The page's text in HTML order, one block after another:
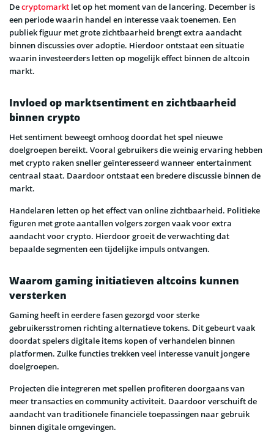
Decryptomarkt let op het moment van de lancering. December is
een periode waarin handel en interesse vaak toenemen. Een
publiek figuur met grote zichtbaarheid brengt extra aandacht
binnen discussies over adoptie. Hierdoor ontstaat een situatie
waarin investeerders letten op mogelijk effect binnen de altcoin
markt.
Invloed op marktsentiment en zichtbaarheid
binnen crypto
Het sentiment beweegt omhoog doordat het spel nieuwe
doelgroepen bereikt. Vooral gebruikers die weinig ervaring hebben
met crypto raken sneller geïnteresseerd wanneer entertainment
centraal staat. Daardoor ontstaat een bredere discussie binnen de
markt.
Handelaren letten op het effect van online zichtbaarheid. Politieke
figuren met grote aantallen volgers zorgen vaak voor extra
aandacht voor crypto. Hierdoor groeit de verwachting dat
bepaalde segmenten een tijdelijke impuls ontvangen.
Waarom gaming initiatieven altcoins kunnen
versterken
Gaming heeft in eerdere fasen gezorgd voor sterke
gebruikersstromen richting alternatieve tokens. Dit gebeurt vaak
doordat spelers digitale items kopen of verhandelen binnen
platformen. Zulke functies trekken veel interesse vanuit jongere
doelgroepen.
Projecten die integreren met spellen profiteren doorgaans van
meer transacties en community activiteit. Daardoor verschuift de
aandacht van traditionele financiële toepassingen naar gebruik
binnen digitale omgevingen.